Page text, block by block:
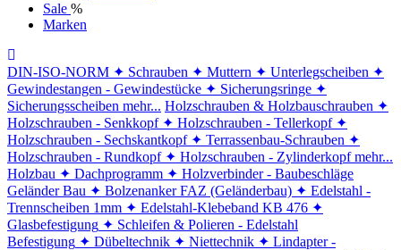
Sale %
Marken
DIN-ISO-NORM ✦ Schrauben ✦ Muttern ✦ Unterlegscheiben ✦
Gewindestangen - Gewindestücke ✦ Sicherungsringe ✦
Sicherungsscheiben mehr... Holzschrauben & Holzbauschrauben ✦
Holzschrauben - Senkkopf ✦ Holzschrauben - Tellerkopf ✦
Holzschrauben - Sechskantkopf ✦ Terrassenbau-Schrauben ✦
Holzschrauben - Rundkopf ✦ Holzschrauben - Zylinderkopf mehr...
Holzbau ✦ Dachprogramm ✦ Holzverbinder - Baubeschläge
Geländer Bau ✦ Bolzenanker FAZ (Geländerbau) ✦ Edelstahl -
Trennscheiben 1mm ✦ Edelstahl-Klebeband KB 476 ✦
Glasbefestigung ✦ Schleifen & Polieren - Edelstahl
Befestigung ✦ Dübeltechnik ✦ Niettechnik ✦ Lindapter -